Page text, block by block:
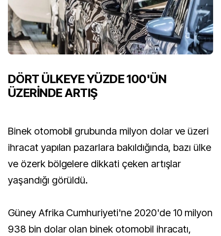
DÖRT ÜLKEYE YÜZDE 100'ÜN
ÜZERİNDE ARTIŞ
Binek otomobil grubunda milyon dolar ve üzeri
ihracat yapılan pazarlara bakıldığında, bazı ülke
ve özerk bölgelere dikkati çeken artışlar
yaşandığı görüldü.
Güney Afrika Cumhuriyeti'ne 2020'de 10 milyon
938 bin dolar olan binek otomobil ihracatı,